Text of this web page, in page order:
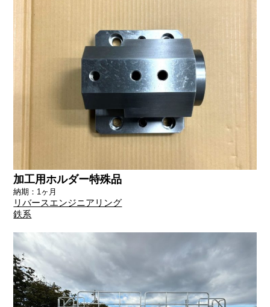
加工用ホルダー特殊品
納期：1ヶ月
リバースエンジニアリング
鉄系